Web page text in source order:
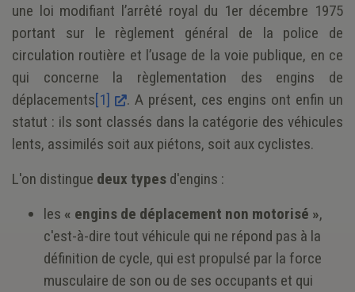
une loi modifiant l’arrêté royal du 1er décembre 1975
portant sur le règlement général de la police de
circulation routière et l’usage de la voie publique, en ce
qui concerne la règlementation des engins de
déplacements[1]
. A présent, ces engins ont enfin un
statut : ils sont classés dans la catégorie des véhicules
lents, assimilés soit aux piétons, soit aux cyclistes.
L'on distingue deux types d'engins :
les « engins de déplacement non motorisé »,
c'est-à-dire tout véhicule qui ne répond pas à la
définition de cycle, qui est propulsé par la force
musculaire de son ou de ses occupants et qui